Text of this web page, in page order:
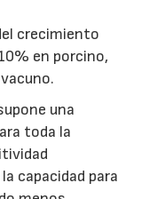
crecimiento
en porcino,
una
toda la
capacidad para